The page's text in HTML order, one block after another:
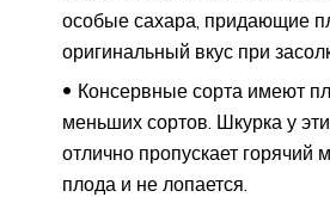
особые сахара, придающие
оригинальный вкус при
Консервные сорта имеют
меньших сортов. Шкурка у
отлично пропускает горячий
плода и не лопается.